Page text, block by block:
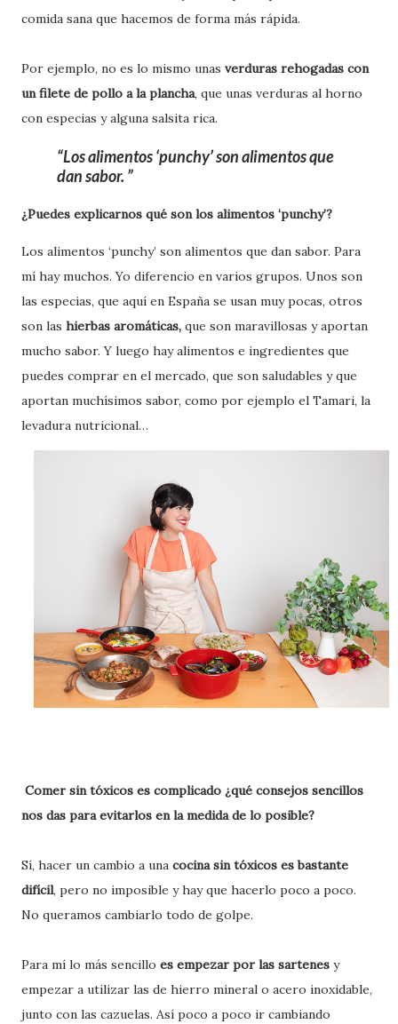
comida sana que hacemos de forma más rápida.
Por ejemplo, no es lo mismo unas verduras rehogadas con
un filete de pollo a la plancha, que unas verduras al horno
con especias y alguna salsita rica.
Los alimentos ‘punchy’ son alimentos que
dan sabor.
¿Puedes explicarnos qué son los alimentos ‘punchy’?
Los alimentos ‘punchy’ son alimentos que dan sabor. Para
mí hay muchos. Yo diferencio en varios grupos. Unos son
las especias, que aquí en España se usan muy pocas, otros
son las hierbas aromáticas, que son maravillosas y aportan
mucho sabor. Y luego hay alimentos e ingredientes que
puedes comprar en el mercado, que son saludables y que
aportan muchísimos sabor, como por ejemplo el Tamari, la
levadura nutricional…
Comer sin tóxicos es complicado ¿qué consejos sencillos
nos das para evitarlos en la medida de lo posible?
Sí, hacer un cambio a una cocina sin tóxicos es bastante
difícil, pero no imposible y hay que hacerlo poco a poco.
No queramos cambiarlo todo de golpe.
Para mí lo más sencillo es empezar por las sartenes y
empezar a utilizar las de hierro mineral o acero inoxidable,
junto con las cazuelas. Así poco a poco ir cambiando